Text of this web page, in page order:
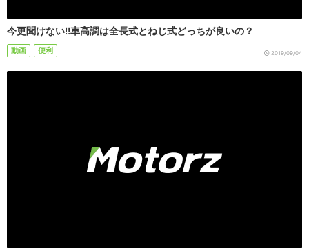
今更聞けない!!車高調は全長式とねじ式どっちが良いの？
動画 便利 2019/09/04